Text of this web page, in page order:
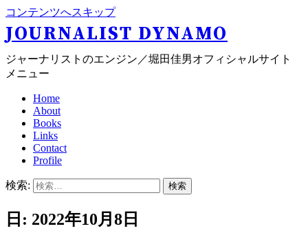
コンテンツへスキップ
JOURNALIST DYNAMO
ジャーナリストのエンジン／堀田佳男オフィシャルサイト
メニュー
Home
About
Books
Links
Contact
Profile
検索:
日: 2022年10月8日